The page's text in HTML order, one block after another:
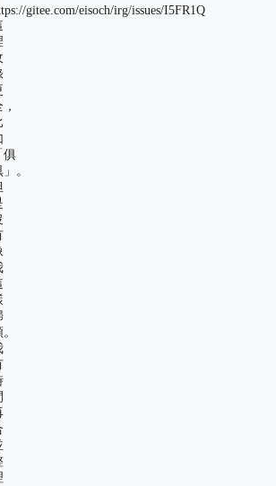
gitee.com/eisoch/irg/issues/I5FR1Q
俱
。